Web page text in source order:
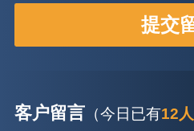
客户留言 （今日已有12人